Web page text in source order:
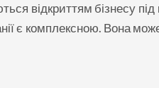
відкриттям бізнесу
є комплексною. Вона